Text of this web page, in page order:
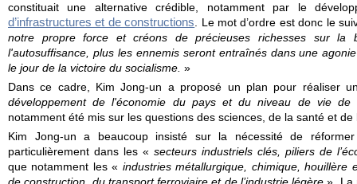
constituait une alternative crédible, notamment par le
d’infrastructures et de constructions . Le mot d’ordre est donc le
notre propre force et créons de précieuses richesses sur la
l'autosuffisance, plus les ennemis seront entraînés dans une
le jour de la victoire du socialisme. »
Dans ce cadre, Kim Jong-un a proposé un plan pour réaliser
développement de l'économie du pays et du niveau de vie de
notamment été mis sur les questions des sciences, de la santé et de
Kim Jong-un a beaucoup insisté sur la nécessité de réformer
particulièrement dans les « secteurs industriels clés, piliers de
que notamment les « industries métallurgique, chimique, houillère